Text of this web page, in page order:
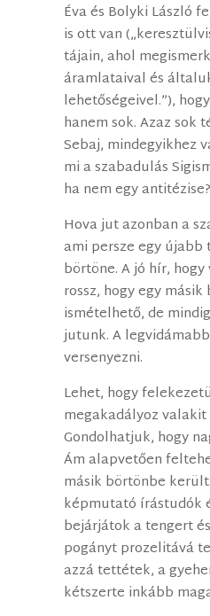
Éva és Bolyki László
is ott van
tájain, ahol
áramlataival és
lehetőségeivel.”),
hanem sok. Azaz sok
Sebaj, mindegyikhez
mi a szabadulás
ha nem egy antitézise?
Hova jut azonban a
ami persze egy újabb
börtöne. A jó hír,
rossz, hogy egy
ismételhető, de
jutunk. A
versenyezni.
Lehet, hogy
megakadályoz
Gondolhatjuk, hogy
Ám alapvetően
másik börtönbe
képmutató írástudók
bejárjátok a tengert
pogányt prozelitává
azzá tettétek, a
kétszerte inkább